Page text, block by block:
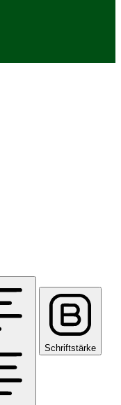
Schriftstärke